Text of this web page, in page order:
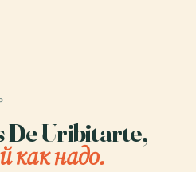
De Uribitarte,
как надо.